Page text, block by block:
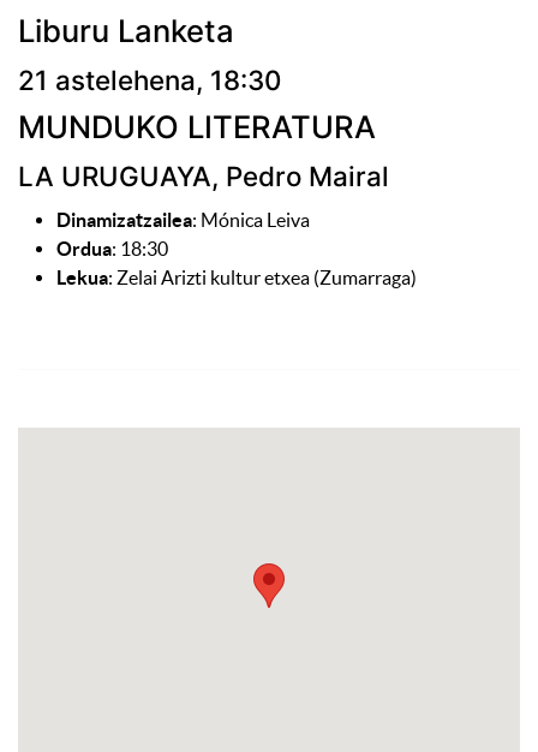
Liburu Lanketa
21 astelehena, 18:30
MUNDUKO LITERATURA
LA URUGUAYA, Pedro Mairal
Dinamizatzailea: Mónica Leiva
Ordua: 18:30
Lekua: Zelai Arizti kultur etxea (Zumarraga)